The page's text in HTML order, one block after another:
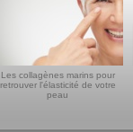
Les collagènes marins pour
retrouver l'élasticité de votre
peau